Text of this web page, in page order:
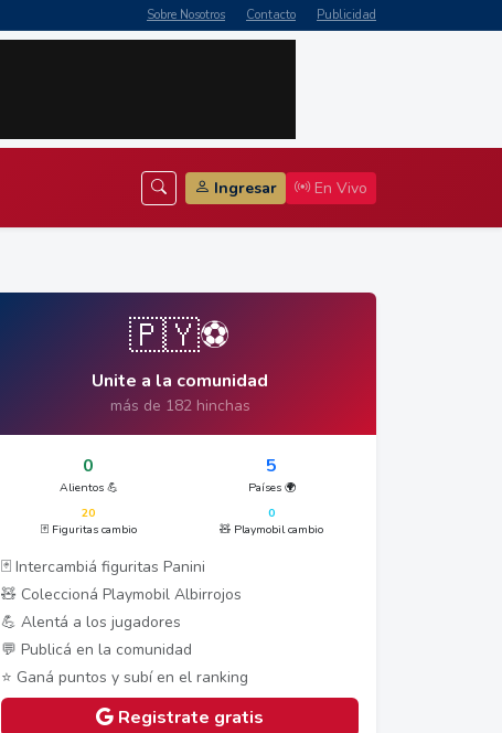
Sobre Nosotros Contacto Publicidad
Ingresar En Vivo
🇵🇾⚽
Unite a la comunidad
más de 182 hinchas
0
Alientos 💪
5
Países 🌍
20
🃏 Figuritas cambio
0
🧸 Playmobil cambio
🃏 Intercambiá figuritas Panini
🧸 Coleccioná Playmobil Albirrojos
💪 Alentá a los jugadores
💬 Publicá en la comunidad
⭐ Ganá puntos y subí en el ranking
Registrate gratis